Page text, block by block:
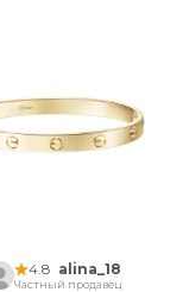
4.8 alina_18
Частный продавец